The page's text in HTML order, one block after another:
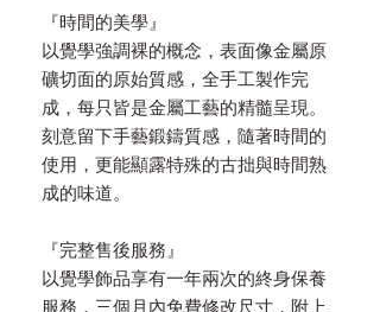
『時間的美學』
以覺學強調裸的概念，表面像金屬原
礦切面的原始質感，全手工製作完
成，每只皆是金屬工藝的精髓呈現。
刻意留下手藝鍛鑄質感，隨著時間的
使用，更能顯露特殊的古拙與時間熟
成的味道。
『完整售後服務』
以覺學飾品享有一年兩次的終身保養